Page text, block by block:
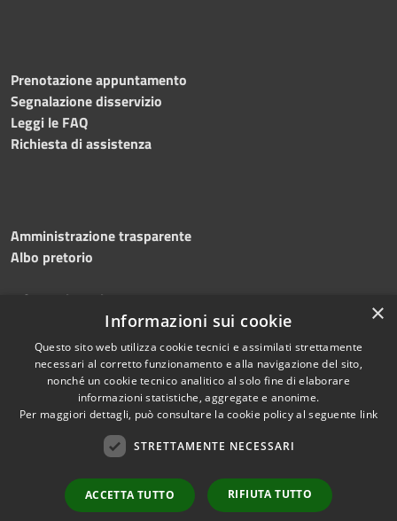
Prenotazione appuntamento
Segnalazione disservizio
Leggi le FAQ
Richiesta di assistenza
Amministrazione trasparente
Albo pretorio
Informativa privacy
Dichiarazione di accessibilità
Mappa del sito
Copyright © 2026 • Comune di
Silvi • Powered by
redazione
×
Informazioni sui cookie
Questo sito web utilizza cookie tecnici e assimilati strettamente
necessari al corretto funzionamento e alla navigazione del sito,
nonché un cookie tecnico analitico al solo fine di elaborare
informazioni statistiche, aggregate e anonime.
Per maggiori dettagli, può consultare la cookie policy al seguente link
STRETTAMENTE NECESSARI
ACCETTA TUTTO RIFIUTA TUTTO